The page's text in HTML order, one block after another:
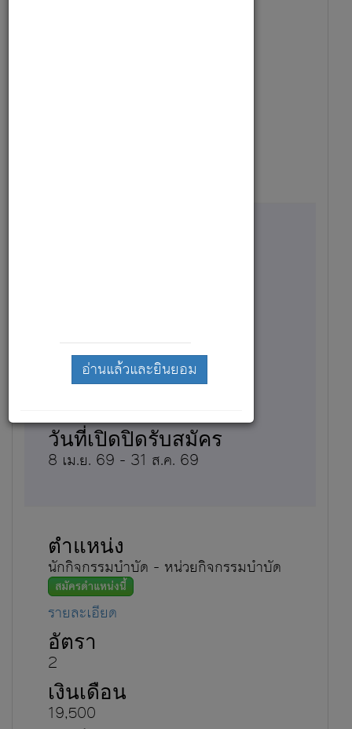
8 เม.ย. 69 - 31 ส.ค. 69
นักกิจกรรมบำบัด - หน่วยกิจกรรมบำบัด
สมัครตำแหน่งนี้
รายละเอียด
2
19,500
อ่านแล้วและยินยอม